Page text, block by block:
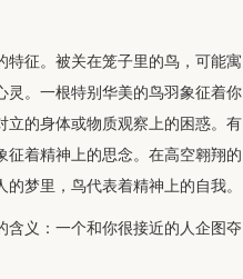
征。被关在笼子里的鸟，可能寓
灵。一根特别华美的鸟羽象征着你
立的身体或物质观察上的困惑。有
征着精神上的思念。在高空翱翔的
梦里，鸟代表着精神上的自我。
义：一个和你很接近的人企图夺